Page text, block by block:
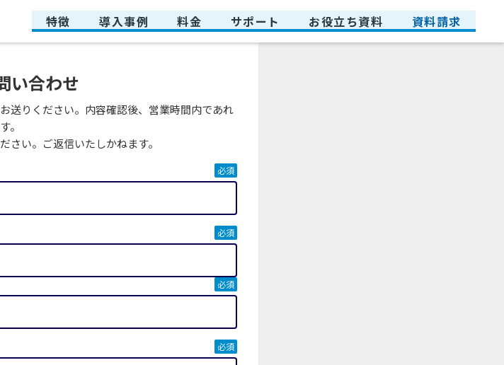
い合わせ
送りください。内容確認後、営業時間内であれ
。
さい。ご返信いたしかねます。
特徴 導入事例 料金 サポート お役立ち資料 資料請求